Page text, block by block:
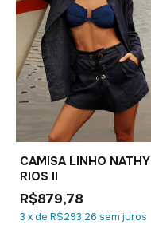
CAMISA LINHO NATHY
RIOS II
R$879,78
3 xde R$293,26 sem juros